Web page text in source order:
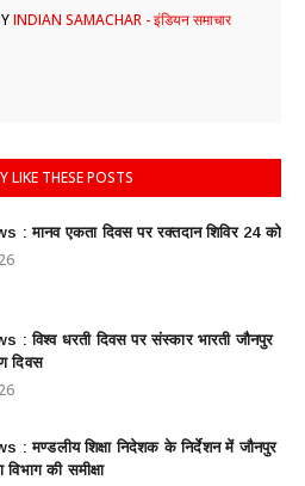
INDIAN SAMACHAR - इंडियन समाचार
LIKE THESE POSTS
​मानव एकता दिवस पर रक्तदान शिविर 24 को
विश्व धरती दिवस पर संस्कार भारती जौनपुर
दिवस
​मण्डलीय शिक्षा निदेशक के निर्देशन में जौनपुर
की समीक्षा